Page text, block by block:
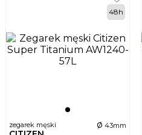
zegarek męski ø 43mm
48h